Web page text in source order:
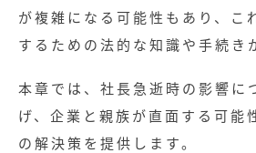
が複雑になる可能性もあり、こ
するための法的な知識や手続き
本章では、社長急逝時の影響に
げ、企業と親族が直面する可能
の解決策を提供します。